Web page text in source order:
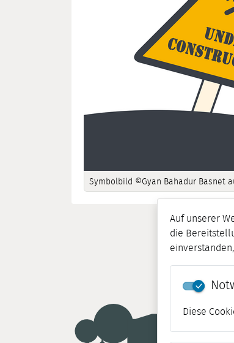
Auf unserer
die
Diese
Symbolbild ©Gyan Bahadur Basnet